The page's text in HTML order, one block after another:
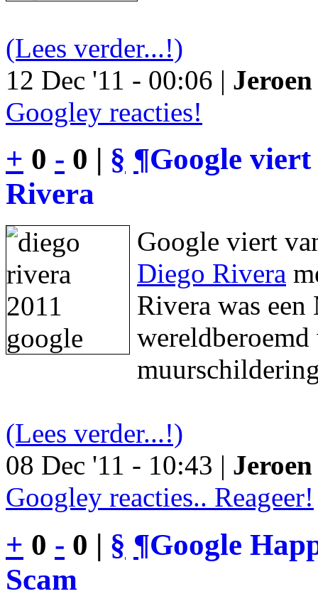
(Lees verder...!)
12 Dec '11 - 00:06 |
Googley reacties!
+ 0 - 0 | § ¶Google
Rivera
Google viert
Diego Rivera
Rivera was een
(Lees verder...!)
08 Dec '11 - 10:43 |
Googley reacties.. Reageer!
+ 0 - 0 | § ¶Google
Scam